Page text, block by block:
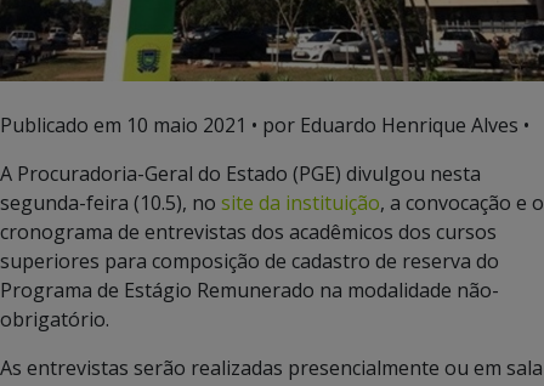
Publicado em 10 maio 2021 • por Eduardo Henrique Alves •
A Procuradoria-Geral do Estado (PGE) divulgou nesta
segunda-feira (10.5), no site da instituição, a convocação e o
cronograma de entrevistas dos acadêmicos dos cursos
superiores para composição de cadastro de reserva do
Programa de Estágio Remunerado na modalidade não-
obrigatório.
As entrevistas serão realizadas presencialmente ou em sala